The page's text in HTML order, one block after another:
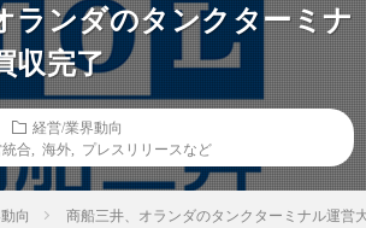
ランダのタンクターミナ
収完了
経営/業界動向
合
海外 プレスリリースなど
向 商船三井、オランダのタンクターミナル運営